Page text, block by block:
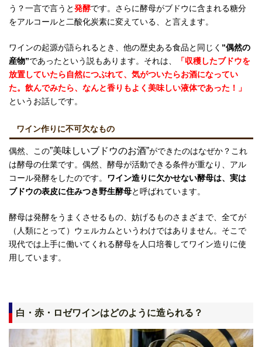
う？一言で言うと発酵です。さらに酵母がブドウに含まれる糖分
をアルコールと二酸化炭素に変えている、と言えます。
ワインの起源が語られるとき、他の歴史ある食品と同じく ”偶然の
産物”であったという説もあります。それは、
「収穫したブドウを
放置していたら自然につぶれて、気がついたらお酒になってい
た。飲んでみたら、なんと香りもよく美味しい液体であった！」
というお話しです。
ワイン作りに不可欠なもの
偶然、この”美味しいブドウのお酒”ができたのはなぜか？これ
は酵母の仕業です。偶然、酵母が活動できる条件が重なり、アル
コール発酵をしたのです。 ワイン造りに欠かせない酵母は、実は
ブドウの表皮に住みつき野生酵母と呼ばれています。
酵母は発酵をうまくさせるもの、妨げるものさまざまで、全てが
（人類にとって）ウェルカムというわけではありません。そこで
現代では上手に働いてくれる酵母を人口培養してワイン造りに使
用しています。
白・赤・ロゼワインはどのように造られる？